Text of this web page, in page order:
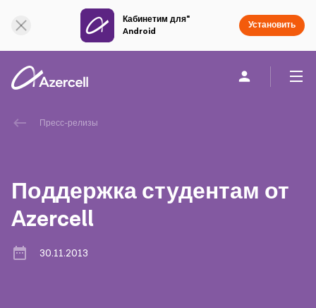
Кабинетим для"
Android
Установить
Частным клиентам
Социальная Ответственность
Пресс-релизы
Поддержка студентам от
Azercell
30.11.2013
Онлайн поддержка